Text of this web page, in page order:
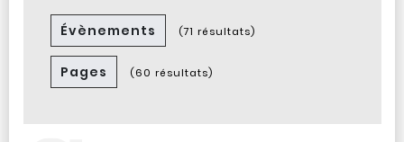
Évènements (71 résultats)
Pages (60 résultats)